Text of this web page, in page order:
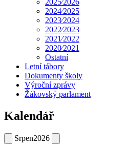
2025⁄2026
2024⁄2025
2023⁄2024
2022⁄2023
2021⁄2022
2020⁄2021
Ostatní
Letní tábory
Dokumenty školy
Výroční zprávy
Žákovský parlament
Kalendář
Srpen2026